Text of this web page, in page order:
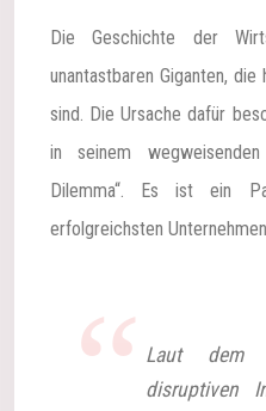
Die Geschichte der
unantastbaren Giganten,
sind. Die Ursache dafür
in seinem
Dilemma“. Es ist ein
erfolgreichsten
Laut dem
disruptiven